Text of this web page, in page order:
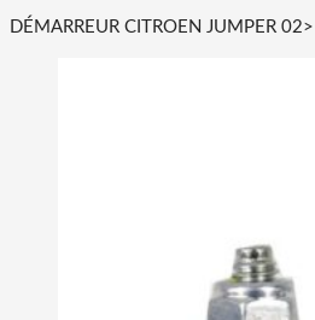
DÉMARREUR CITROEN JUMPER 02>